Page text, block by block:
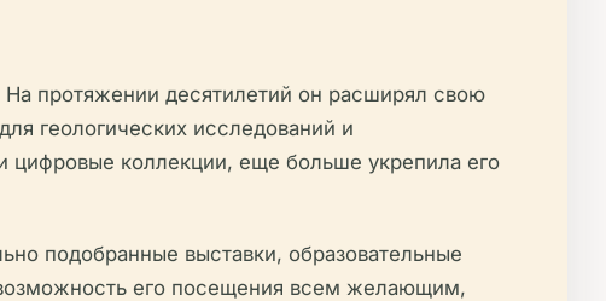
На протяжении десятилетий он расширял свою
геологических исследований и
цифровые коллекции, еще больше укрепила его
подобранные выставки, образовательные
его посещения всем желающим,